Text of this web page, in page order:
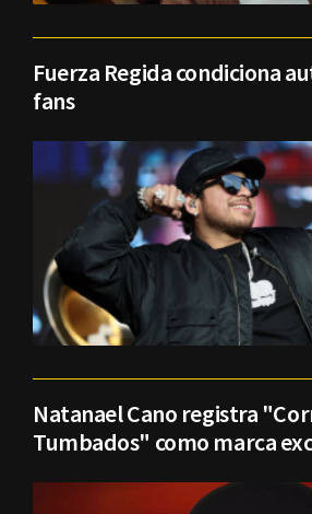
Fuerza Regida condiciona
fans
Natanael Cano registra
Tumbados" como marca